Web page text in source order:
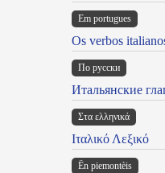
Em portugues
Os verbos
По русски
Итальянские
Στα ελληνικά
Ιταλικό Λεξικό
Ën piemontèis